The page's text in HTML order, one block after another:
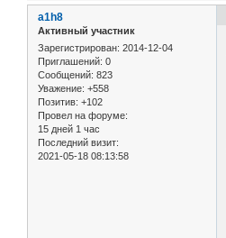
a1h8
Активный участник
Зарегистрирован: 2014-12-04
Приглашений: 0
Сообщений: 823
Уважение: +558
Позитив: +102
Провел на форуме:
15 дней 1 час
Последний визит:
2021-05-18 08:13:58